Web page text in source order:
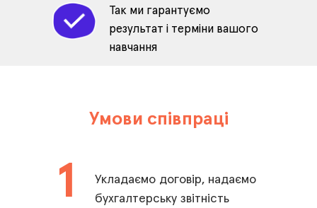
Так ми гарантуємо
результат і терміни вашого
навчання
Умови співпраці
1
Укладаємо договір, надаємо
бухгалтерську звітність